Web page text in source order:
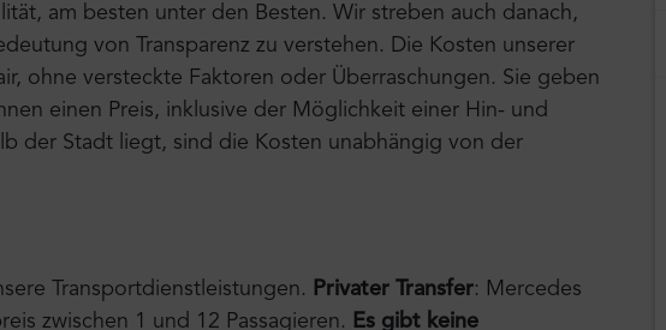
am besten unter den Besten. Wir streben auch danach,
von Transparenz zu verstehen. Die Kosten unserer
ohne versteckte Faktoren oder Überraschungen. Sie geben
einen Preis, inklusive der Möglichkeit einer Hin- und
der Stadt liegt, sind die Kosten unabhängig von der
Transportdienstleistungen. Privater Transfer: Mercedes
zwischen 1 und 12 Passagieren.
Es gibt keine